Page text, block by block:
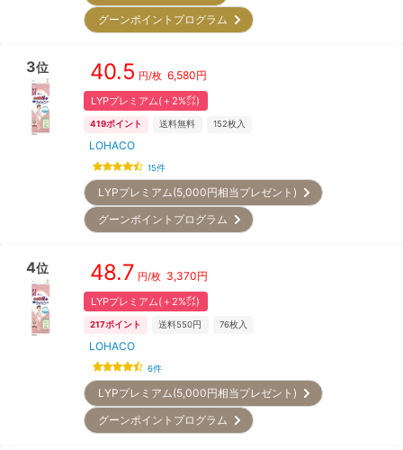
グーンポイントプログラム
3位 40.5 円/枚 6,580円
LYPプレミアム(＋2%㌽)
419ポイント 送料無料 152枚入
LOHACO
15件
LYPプレミアム(5,000円相当プレゼント)
グーンポイントプログラム
4位 48.7 円/枚 3,370円
LYPプレミアム(＋2%㌽)
217ポイント 送料550円 76枚入
LOHACO
6件
LYPプレミアム(5,000円相当プレゼント)
グーンポイントプログラム